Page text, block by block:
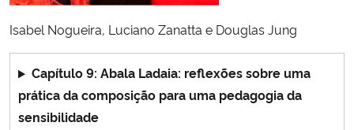
Isabel Nogueira, Luciano Zanatta e Douglas Jung
Capítulo 9: Abala Ladaia: reflexões sobre uma
prática da composição para uma pedagogia da
sensibilidade